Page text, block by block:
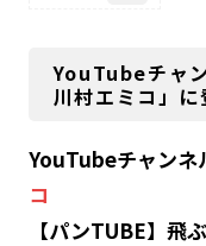
ャン
かっ
ぱチ
ャン
ネル
YouTubeチャ
川村エミコ」に
YouTubeチャンネ
コ
【パンTUBE】飛